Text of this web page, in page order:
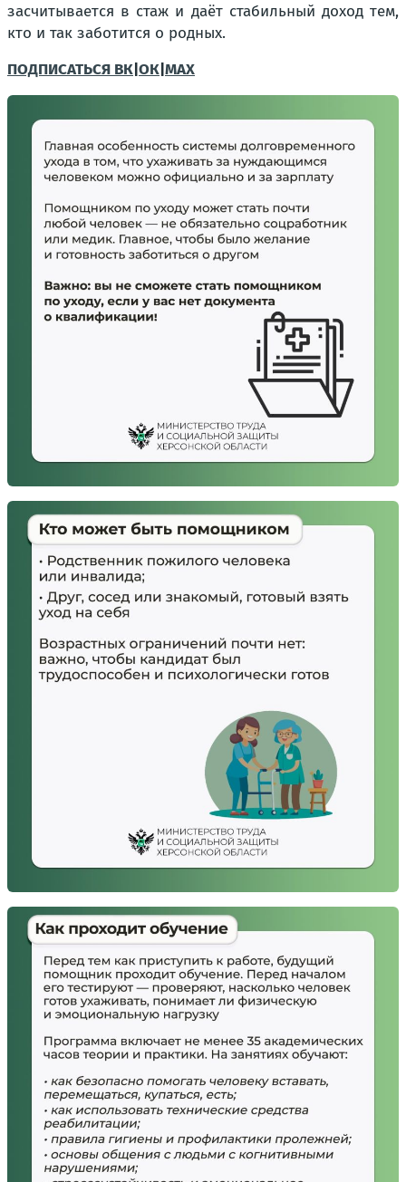
засчитывается в стаж и даёт стабильный доход тем,
кто и так заботится о родных.
ПОДПИСАТЬСЯ ВК ОК МАХ